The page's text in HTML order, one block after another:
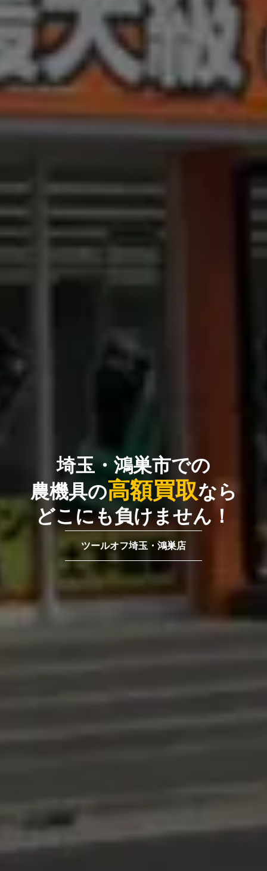
埼玉・鴻巣市での
農機具の高額買取なら
どこにも負けません！
ツールオフ埼玉・鴻巣店